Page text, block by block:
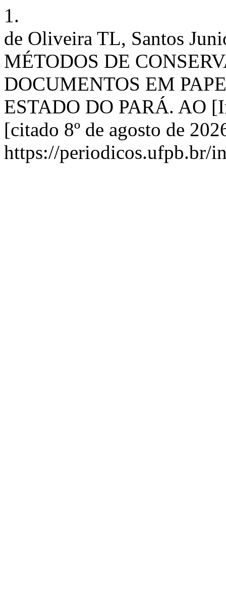
1.
de Oliveira TL, Santos
MÉTODOS DE
DOCUMENTOS EM
ESTADO DO PARÁ. AO
[citado 8º de agosto de
https://periodicos.ufpb.br/